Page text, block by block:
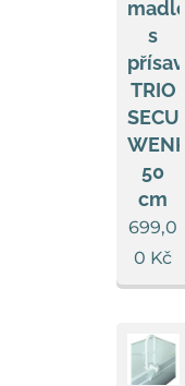
madlo
s
TRIO
50
cm
699,0
0 Kč